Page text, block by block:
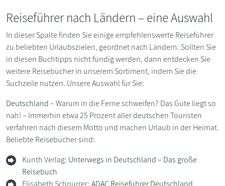
Reiseführer nach Ländern – eine Auswahl
In dieser Spalte finden Sie einige empfehlenswerte Reiseführer
zu beliebten Urlaubszielen, geordnet nach Ländern. Sollten Sie
in diesen Buchtipps nicht fündig werden, dann entdecken Sie
weitere Reisebücher in unserem Sortiment, indem Sie die
Suchzeile nutzen. Unsere Auswahl für Sie:
Deutschland– Warum in die Ferne schweifen? Das Gute liegt so
nah! – Immerhin etwa 25 Prozent aller deutschen Touristen
verfahren nach diesem Motto und machen Urlaub in der Heimat.
Beliebte Reisebücher sind:
Kunth Verlag: Unterwegs in Deutschland – Das große
Reisebuch
Elisabeth Schnurrer:ADAC Reiseführer Deutschland